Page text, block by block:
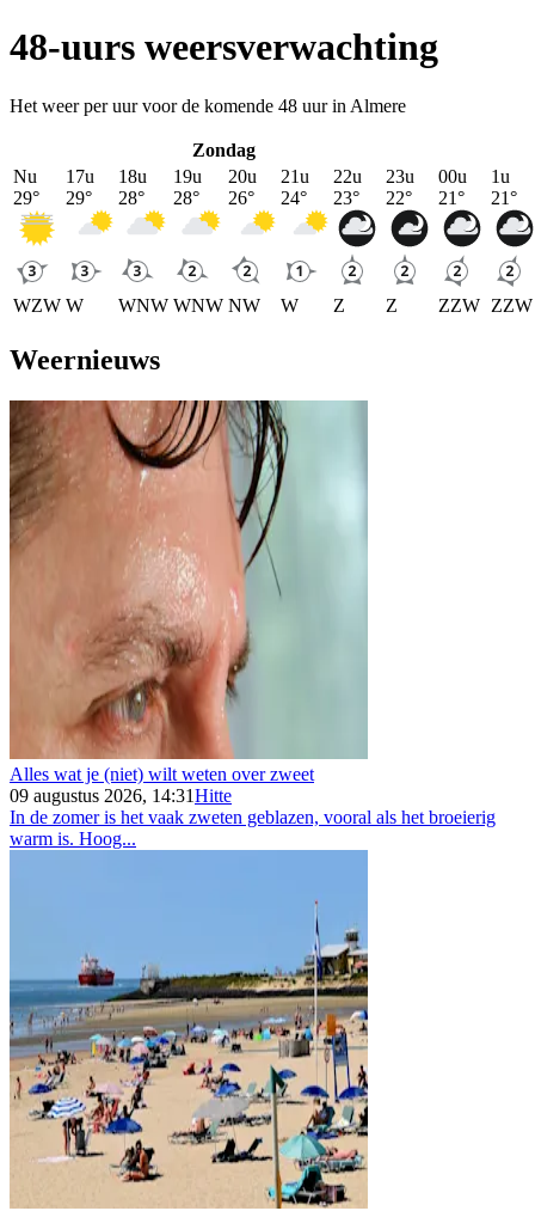
48-uurs weersverwachting
Het weer per uur voor de komende 48 uur in Almere
Zondag
Nu
29°
WZW
17u
29°
W
18u
28°
WNW
19u
28°
WNW
20u
26°
NW
21u
24°
W
22u
23°
Z
23u
22°
Z
00u
21°
ZZW
1u
21°
ZZW
Weernieuws
Alles wat je (niet) wilt weten over zweet
09 augustus 2026, 14:31Hitte
In de zomer is het vaak zweten geblazen, vooral als het broeierig
warm is. Hoog...